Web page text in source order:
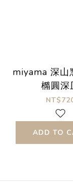
miyama 深山
橢圓深
ADD TO